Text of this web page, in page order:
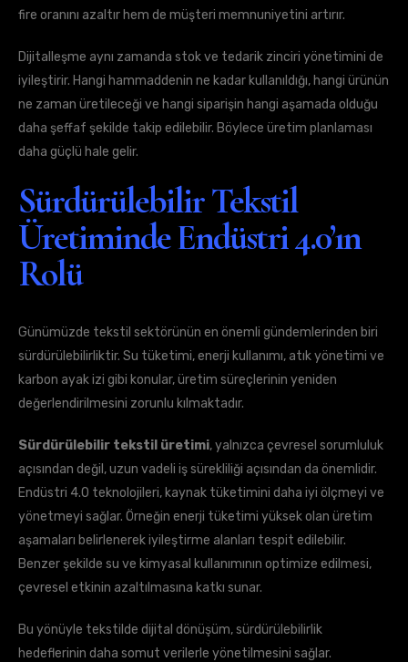
fire oranını azaltır hem de müşteri memnuniyetini artırır.
Dijitalleşme aynı zamanda stok ve tedarik zinciri yönetimini de
iyileştirir. Hangi hammaddenin ne kadar kullanıldığı, hangi ürünün
ne zaman üretileceği ve hangi siparişin hangi aşamada olduğu
daha şeffaf şekilde takip edilebilir. Böylece üretim planlaması
daha güçlü hale gelir.
Sürdürülebilir Tekstil
Üretiminde Endüstri 4.0’ın
Rolü
Günümüzde tekstil sektörünün en önemli gündemlerinden biri
sürdürülebilirliktir. Su tüketimi, enerji kullanımı, atık yönetimi ve
karbon ayak izi gibi konular, üretim süreçlerinin yeniden
değerlendirilmesini zorunlu kılmaktadır.
Sürdürülebilir tekstil üretimi, yalnızca çevresel sorumluluk
açısından değil, uzun vadeli iş sürekliliği açısından da önemlidir.
Endüstri 4.0 teknolojileri, kaynak tüketimini daha iyi ölçmeyi ve
yönetmeyi sağlar. Örneğin enerji tüketimi yüksek olan üretim
aşamaları belirlenerek iyileştirme alanları tespit edilebilir.
Benzer şekilde su ve kimyasal kullanımının optimize edilmesi,
çevresel etkinin azaltılmasına katkı sunar.
Bu yönüyle tekstilde dijital dönüşüm, sürdürülebilirlik
hedeflerinin daha somut verilerle yönetilmesini sağlar.